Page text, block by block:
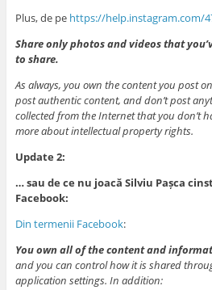
Plus, de pe https://help.instagram.com/
Share only photos and videos that
to share.
As always, you own the content you post
post authentic content, and don’t post
collected from the Internet that you don’t
more about intellectual property rights.
Update 2:
… sau de ce nu joacă Silviu Pașca
Facebook:
Din termenii Facebook:
You own all of the content and
and you can control how it is shared
application settings. In addition: